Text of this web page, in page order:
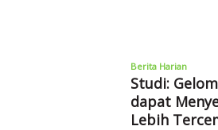
Berita Harian
Studi:
dapat
Lebih